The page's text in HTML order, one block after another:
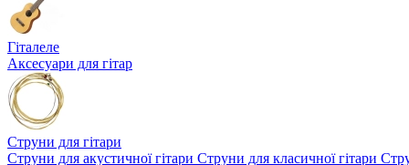
Гіталеле
Аксесуари для гітар
Струни для гітари
Струни для акустичної гітари Струни для класичної гітари